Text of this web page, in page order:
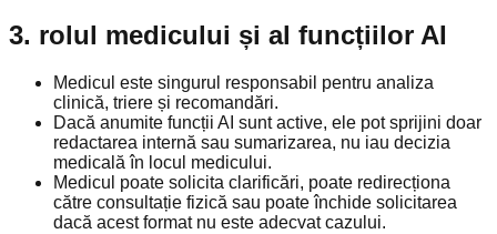
3. rolul medicului și al funcțiilor AI
Medicul este singurul responsabil pentru analiza
clinică, triere și recomandări.
Dacă anumite funcții AI sunt active, ele pot sprijini doar
redactarea internă sau sumarizarea, nu iau decizia
medicală în locul medicului.
Medicul poate solicita clarificări, poate redirecționa
către consultație fizică sau poate închide solicitarea
dacă acest format nu este adecvat cazului.